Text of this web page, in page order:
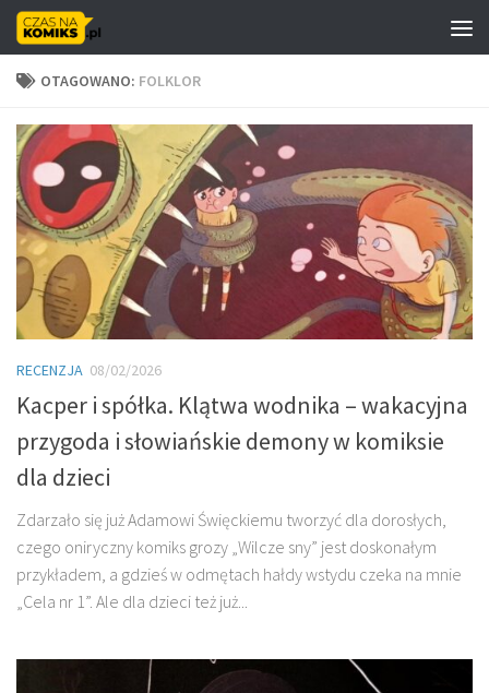
Skip to content
OTAGOWANO: FOLKLOR
RECENZJA 08/02/2026
Kacper i spółka. Klątwa wodnika – wakacyjna
przygoda i słowiańskie demony w komiksie
dla dzieci
Zdarzało się już Adamowi Święckiemu tworzyć dla dorosłych,
czego oniryczny komiks grozy „Wilcze sny” jest doskonałym
przykładem, a gdzieś w odmętach hałdy wstydu czeka na mnie
„Cela nr 1”. Ale dla dzieci też już...